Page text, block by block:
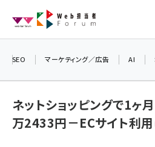
ン
SEO マーケティング／広告 AI
ネットショッピングで1ヶ
万2433円－ECサイト利